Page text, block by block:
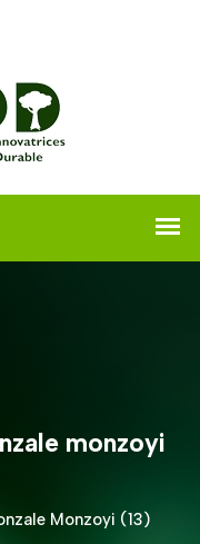
monzoyi
Monzoyi (13)